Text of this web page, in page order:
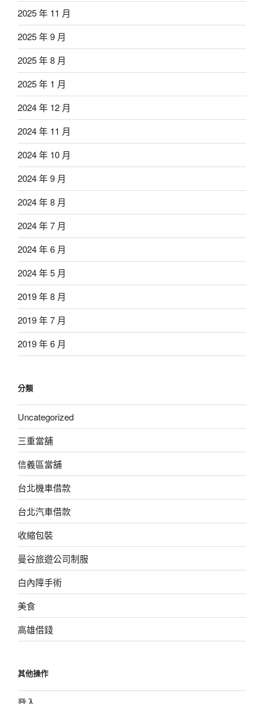
2025 年 11 月
2025 年 9 月
2025 年 8 月
2025 年 1 月
2024 年 12 月
2024 年 11 月
2024 年 10 月
2024 年 9 月
2024 年 8 月
2024 年 7 月
2024 年 6 月
2024 年 5 月
2019 年 8 月
2019 年 7 月
2019 年 6 月
分類
Uncategorized
三重當舖
信義區當舖
台北機車借款
台北汽車借款
收縮包裝
曼谷旅遊公司制服
白內障手術
美食
高雄借錢
其他操作